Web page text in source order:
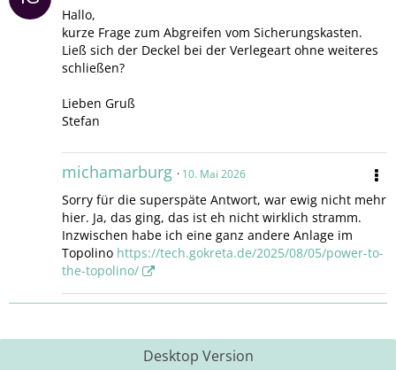
Hallo,
kurze Frage zum Abgreifen vom Sicherungskasten.
Ließ sich der Deckel bei der Verlegeart ohne weiteres
schließen?
Lieben Gruß
Stefan
michamarburg 10. Mai 2026
Sorry für die superspäte Antwort, war ewig nicht mehr
hier. Ja, das ging, das ist eh nicht wirklich stramm.
Inzwischen habe ich eine ganz andere Anlage im
Topolino https://tech.gokreta.de/2025/08/05/power-to-
the-topolino/
Desktop Version